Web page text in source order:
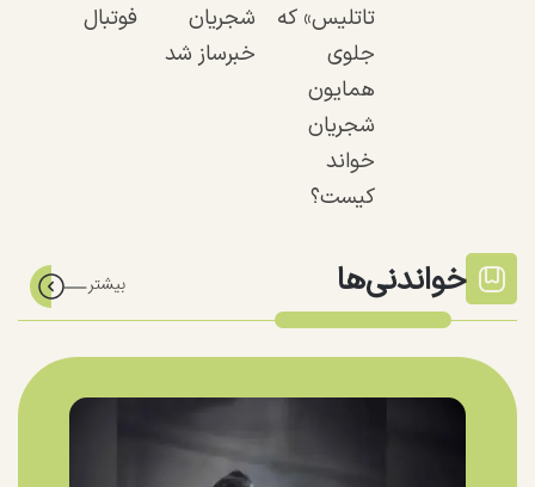
تاتلیس» که
جلوی
همایون
شجریان
خواند
کیست؟
شجریان
خبرساز شد
فوتبال
خواندنی‌ها